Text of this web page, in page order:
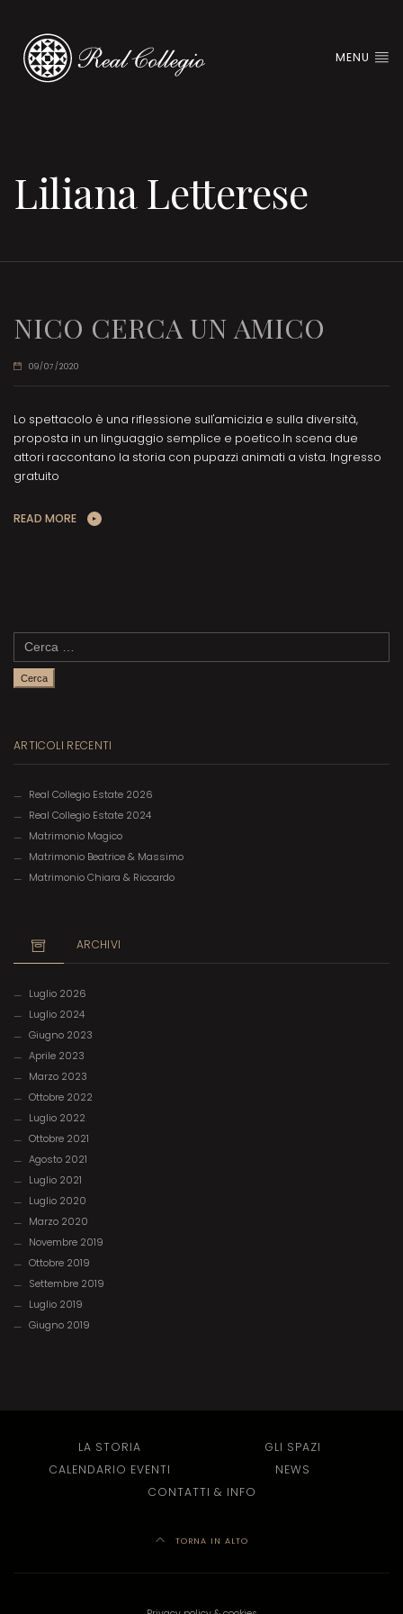
MENU
Liliana Letterese
NICO CERCA UN AMICO
09/07/2020
Lo spettacolo è una riflessione sull'amicizia e sulla diversità,
proposta in un linguaggio semplice e poetico.In scena due
attori raccontano la storia con pupazzi animati a vista. Ingresso
gratuito
READ MORE
Ricerca
per:
ARTICOLI RECENTI
Real Collegio Estate 2026
Real Collegio Estate 2024
Matrimonio Magico
Matrimonio Beatrice & Massimo
Matrimonio Chiara & Riccardo
ARCHIVI
Luglio 2026
Luglio 2024
Giugno 2023
Aprile 2023
Marzo 2023
Ottobre 2022
Luglio 2022
Ottobre 2021
Agosto 2021
Luglio 2021
Luglio 2020
Marzo 2020
Novembre 2019
Ottobre 2019
Settembre 2019
Luglio 2019
Giugno 2019
LA STORIA
GLI SPAZI
CALENDARIO EVENTI
NEWS
CONTATTI & INFO
TORNA IN ALTO